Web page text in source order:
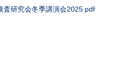
査研究会冬季講演会2025.pdf